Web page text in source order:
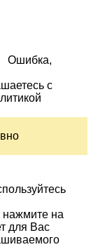
Ошибка,
с
на
для Вас